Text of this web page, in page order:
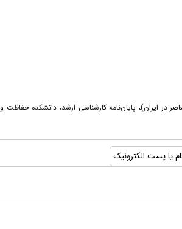
معاصر در ایران)، پایان‌نامه کارشناسی ارشد، دانشکده